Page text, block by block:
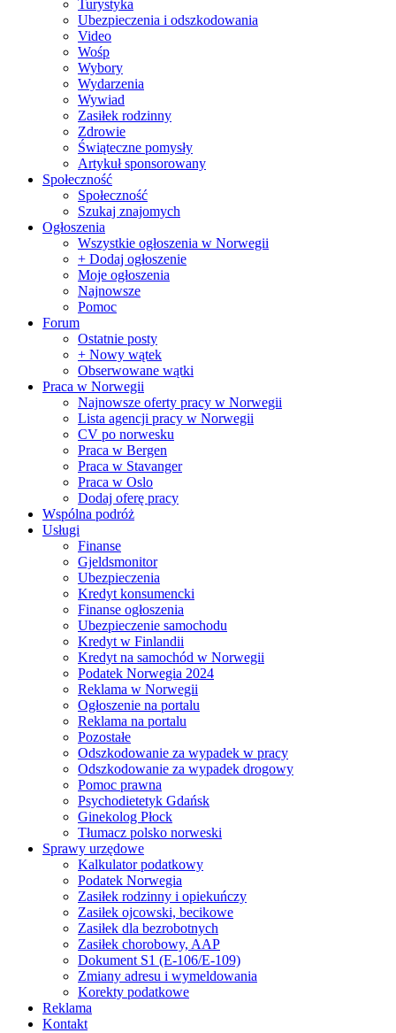
Turystyka
Ubezpieczenia i odszkodowania
Video
Wośp
Wybory
Wydarzenia
Wywiad
Zasiłek rodzinny
Zdrowie
Świąteczne pomysły
Artykuł sponsorowany
Społeczność
Społeczność
Szukaj znajomych
Ogłoszenia
Wszystkie ogłoszenia w Norwegii
+ Dodaj ogłoszenie
Moje ogłoszenia
Najnowsze
Pomoc
Forum
Ostatnie posty
+ Nowy wątek
Obserwowane wątki
Praca w Norwegii
Najnowsze oferty pracy w Norwegii
Lista agencji pracy w Norwegii
CV po norwesku
Praca w Bergen
Praca w Stavanger
Praca w Oslo
Dodaj oferę pracy
Wspólna podróż
Usługi
Finanse
Gjeldsmonitor
Ubezpieczenia
Kredyt konsumencki
Finanse ogłoszenia
Ubezpieczenie samochodu
Kredyt w Finlandii
Kredyt na samochód w Norwegii
Podatek Norwegia 2024
Reklama w Norwegii
Ogłoszenie na portalu
Reklama na portalu
Pozostałe
Odszkodowanie za wypadek w pracy
Odszkodowanie za wypadek drogowy
Pomoc prawna
Psychodietetyk Gdańsk
Ginekolog Płock
Tłumacz polsko norweski
Sprawy urzędowe
Kalkulator podatkowy
Podatek Norwegia
Zasiłek rodzinny i opiekuńczy
Zasiłek ojcowski, becikowe
Zasiłek dla bezrobotnych
Zasiłek chorobowy, AAP
Dokument S1 (E-106/E-109)
Zmiany adresu i wymeldowania
Korekty podatkowe
Reklama
Kontakt